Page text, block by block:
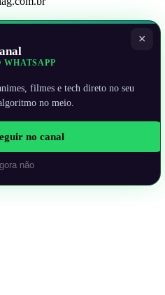
×
WHATSAPP
filmes e tech direto no seu
no meio.
no canal
não